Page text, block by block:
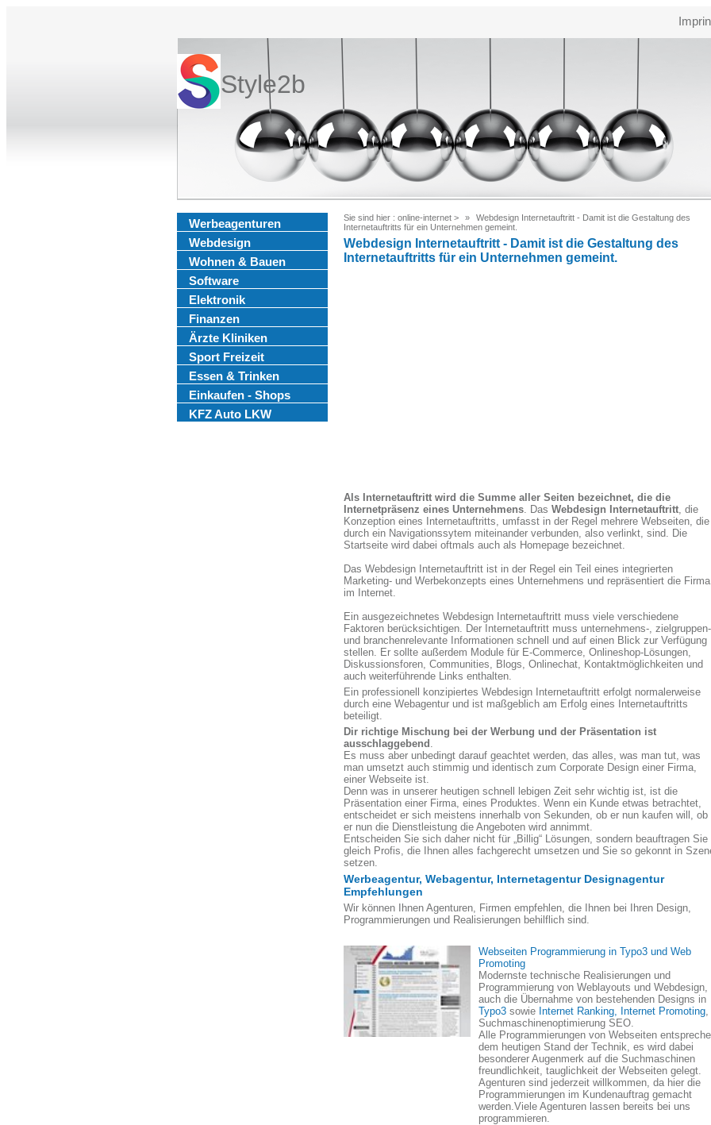
Style2b
Werbeagenturen
Webdesign
Wohnen & Bauen
Software
Elektronik
Finanzen
Ärzte Kliniken
Sport Freizeit
Essen & Trinken
Einkaufen - Shops
KFZ Auto LKW
Sie sind hier : online-internet >
Webdesign Internetauftritt - Damit ist die Gestaltung des
Internetauftritts für ein Unternehmen gemeint.
Webdesign Internetauftritt - Damit ist die Gestaltung des
Internetauftritts für ein Unternehmen gemeint.
Als Internetauftritt wird die Summe aller Seiten bezeichnet, die die
Internetpräsenz eines Unternehmens. Das Webdesign Internetauftritt, die
Konzeption eines Internetauftritts, umfasst in der Regel mehrere Webseiten, die
durch ein Navigationssytem miteinander verbunden, also verlinkt, sind. Die
Startseite wird dabei oftmals auch als Homepage bezeichnet.
Das Webdesign Internetauftritt ist in der Regel ein Teil eines integrierten
Marketing- und Werbekonzepts eines Unternehmens und repräsentiert die Firma
im Internet.
Ein ausgezeichnetes Webdesign Internetauftritt muss viele verschiedene
Faktoren berücksichtigen. Der Internetauftritt muss unternehmens-, zielgruppen-
und branchenrelevante Informationen schnell und auf einen Blick zur Verfügung
stellen. Er sollte außerdem Module für E-Commerce, Onlineshop-Lösungen,
Diskussionsforen, Communities, Blogs, Onlinechat, Kontaktmöglichkeiten und
auch weiterführende Links enthalten.
Ein professionell konzipiertes Webdesign Internetauftritt erfolgt normalerweise
durch eine Webagentur und ist maßgeblich am Erfolg eines Internetauftritts
beteiligt.
Dir richtige Mischung bei der Werbung und der Präsentation ist
ausschlaggebend .
Es muss aber unbedingt darauf geachtet werden, das alles, was man tut, was
man umsetzt auch stimmig und identisch zum Corporate Design einer Firma,
einer Webseite ist.
Denn was in unserer heutigen schnell lebigen Zeit sehr wichtig ist, ist die
Präsentation einer Firma, eines Produktes. Wenn ein Kunde etwas betrachtet,
entscheidet er sich meistens innerhalb von Sekunden, ob er nun kaufen will, ob
er nun die Dienstleistung die Angeboten wird annimmt.
Entscheiden Sie sich daher nicht für „Billig“ Lösungen, sondern beauftragen Sie
gleich Profis, die Ihnen alles fachgerecht umsetzen und Sie so gekonnt in
setzen.
Werbeagentur, Webagentur, Internetagentur Designagentur
Empfehlungen
Wir können Ihnen Agenturen, Firmen empfehlen, die Ihnen bei Ihren Design,
Programmierungen und Realisierungen behilflich sind.
Webseiten Programmierung in Typo3 und Web
Promoting
Modernste technische Realisierungen und
Programmierung von Weblayouts und Webdesign,
auch die Übernahme von bestehenden Designs in
Typo3 sowie Internet Ranking, Internet Promoting,
Suchmaschinenoptimierung SEO.
Alle Programmierungen von Webseiten
dem heutigen Stand der Technik, es wird dabei
besonderer Augenmerk auf die Suchmaschinen
freundlichkeit, tauglichkeit der Webseiten gelegt.
Agenturen sind jederzeit willkommen, da hier die
Programmierungen im Kundenauftrag gemacht
werden.Viele Agenturen lassen bereits bei uns
programmieren.